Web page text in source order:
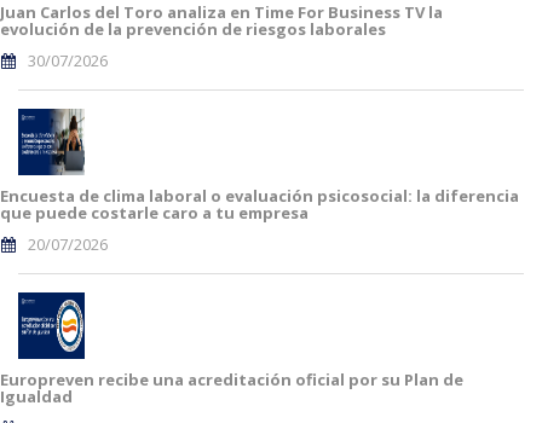
Juan Carlos del Toro analiza en Time For Business TV la
evolución de la prevención de riesgos laborales
30/07/2026
Encuesta de clima laboral o evaluación psicosocial: la diferencia
que puede costarle caro a tu empresa
20/07/2026
Europreven recibe una acreditación oficial por su Plan de
Igualdad